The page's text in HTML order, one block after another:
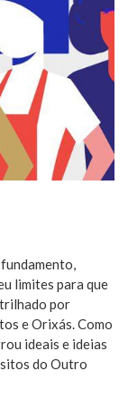
limites para que
por
e Orixás. Como
ideais e ideias
do Outro